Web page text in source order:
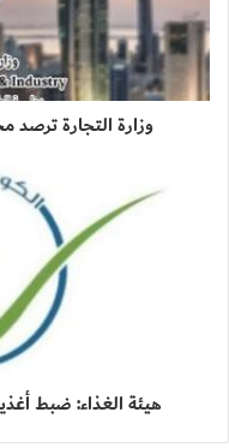
وزارة التجارة
هيئة الغذاء: ضبط